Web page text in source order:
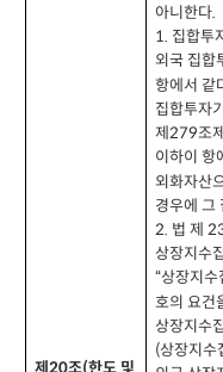
아니한다.
1. 집합투
외국 집합
항에서 같
집합투자
제279조제
이하이 항
외화자산
경우에 그
2. 법 제
상장지수
“상장지수
호의 요건
상장지수
(상장지수